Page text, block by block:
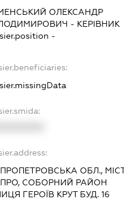
ОЛЕКСАНДР
- КЕРІВНИК
-
ОБЛ.,
СОБОРНИЙ РАЙОН
ГЕРОЇВ КРУТ БУД. 16